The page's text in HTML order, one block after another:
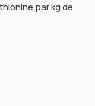
par kg de